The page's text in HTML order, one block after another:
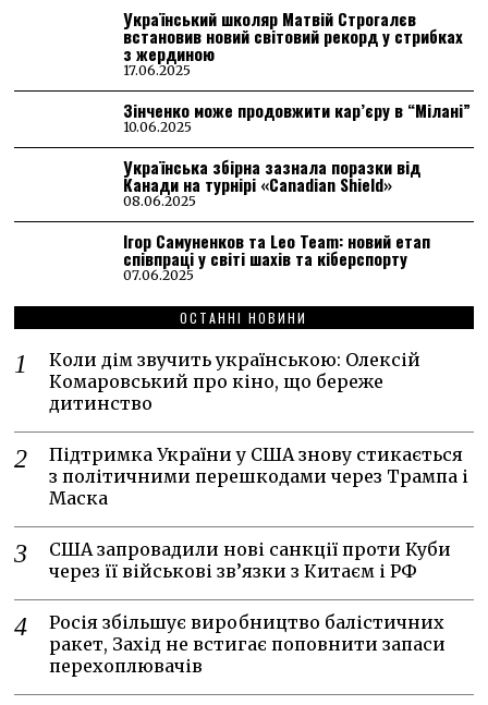
Український школяр Матвій Строгалєв
встановив новий світовий рекорд у стрибках
з жердиною
17.06.2025
Зінченко може продовжити кар’єру в “Мілані”
10.06.2025
Українська збірна зазнала поразки від
Канади на турнірі «Canadian Shield»
08.06.2025
Ігор Самуненков та Leo Team: новий етап
співпраці у світі шахів та кіберспорту
07.06.2025
ОСТАННІ НОВИНИ
Коли дім звучить українською: Олексій
Комаровський про кіно, що береже
дитинство
Підтримка України у США знову стикається
з політичними перешкодами через Трампа і
Маска
США запровадили нові санкції проти Куби
через її військові зв’язки з Китаєм і РФ
Росія збільшує виробництво балістичних
ракет, Захід не встигає поповнити запаси
перехоплювачів